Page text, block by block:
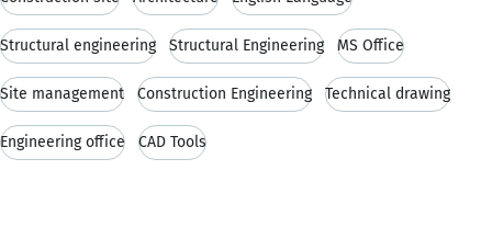
Structural engineering Structural Engineering MS Office
Site management Construction Engineering Technical drawing
Engineering office CAD Tools